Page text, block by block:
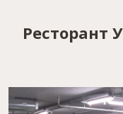
Ресторант